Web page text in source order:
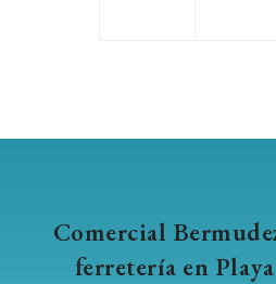
Comercial
ferretería en